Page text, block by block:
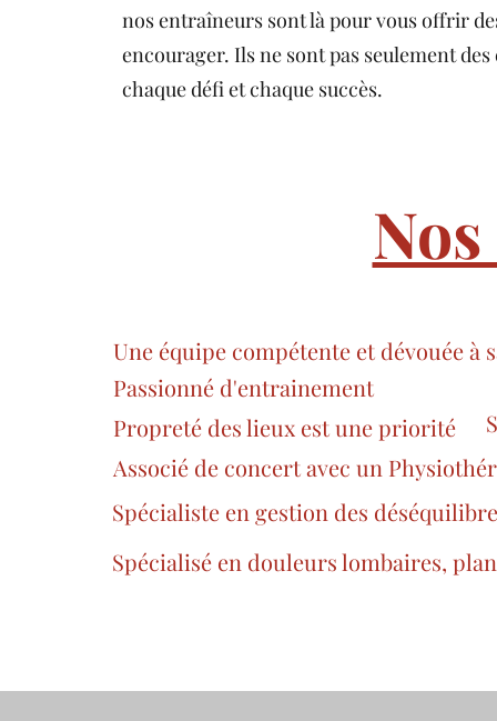
nos entraîneurs sont là pour vous offrir
encourager. Ils ne sont pas seulement
chaque défi et chaque succès.
Une équipe compétente et dévouée à
Passionné d'entrainement
Propreté des lieux est une priorité
Associé de concert avec un
Spécialiste en gestion des
Spécialisé en douleurs lombaires,